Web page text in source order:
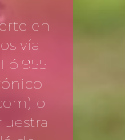
en
vía
ó 955
o